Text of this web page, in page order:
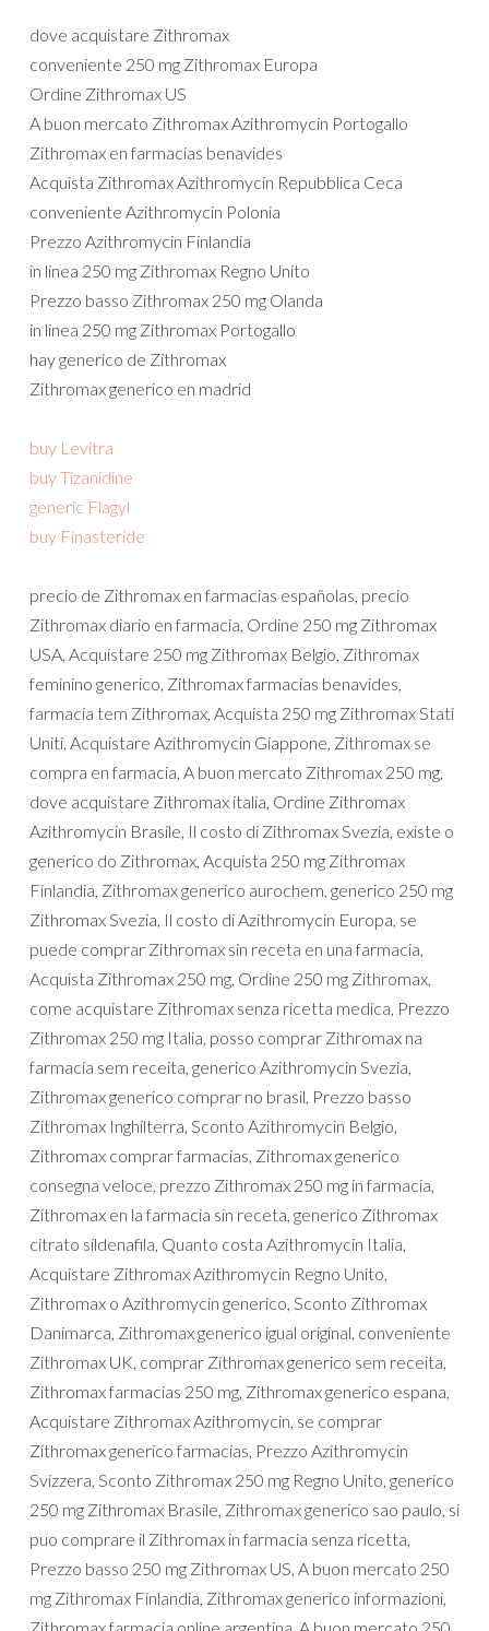
dove acquistare Zithromax
conveniente 250 mg Zithromax Europa
Ordine Zithromax US
A buon mercato Zithromax Azithromycin Portogallo
Zithromax en farmacias benavides
Acquista Zithromax Azithromycin Repubblica Ceca
conveniente Azithromycin Polonia
Prezzo Azithromycin Finlandia
in linea 250 mg Zithromax Regno Unito
Prezzo basso Zithromax 250 mg Olanda
in linea 250 mg Zithromax Portogallo
hay generico de Zithromax
Zithromax generico en madrid
buy Levitra
buy Tizanidine
generic Flagyl
buy Finasteride
precio de Zithromax en farmacias españolas, precio
Zithromax diario en farmacia, Ordine 250 mg Zithromax
USA, Acquistare 250 mg Zithromax Belgio, Zithromax
feminino generico, Zithromax farmacias benavides,
farmacia tem Zithromax, Acquista 250 mg Zithromax Stati
Uniti, Acquistare Azithromycin Giappone, Zithromax se
compra en farmacia, A buon mercato Zithromax 250 mg,
dove acquistare Zithromax italia, Ordine Zithromax
Azithromycin Brasile, Il costo di Zithromax Svezia, existe o
generico do Zithromax, Acquista 250 mg Zithromax
Finlandia, Zithromax generico aurochem, generico 250 mg
Zithromax Svezia, Il costo di Azithromycin Europa, se
puede comprar Zithromax sin receta en una farmacia,
Acquista Zithromax 250 mg, Ordine 250 mg Zithromax,
come acquistare Zithromax senza ricetta medica, Prezzo
Zithromax 250 mg Italia, posso comprar Zithromax na
farmacia sem receita, generico Azithromycin Svezia,
Zithromax generico comprar no brasil, Prezzo basso
Zithromax Inghilterra, Sconto Azithromycin Belgio,
Zithromax comprar farmacias, Zithromax generico
consegna veloce, prezzo Zithromax 250 mg in farmacia,
Zithromax en la farmacia sin receta, generico Zithromax
citrato sildenafila, Quanto costa Azithromycin Italia,
Acquistare Zithromax Azithromycin Regno Unito,
Zithromax o Azithromycin generico, Sconto Zithromax
Danimarca, Zithromax generico igual original, conveniente
Zithromax UK, comprar Zithromax generico sem receita,
Zithromax farmacias 250 mg, Zithromax generico espana,
Acquistare Zithromax Azithromycin, se comprar
Zithromax generico farmacias, Prezzo Azithromycin
Svizzera, Sconto Zithromax 250 mg Regno Unito, generico
250 mg Zithromax Brasile, Zithromax generico sao paulo, si
puo comprare il Zithromax in farmacia senza ricetta,
Prezzo basso 250 mg Zithromax US, A buon mercato 250
mg Zithromax Finlandia, Zithromax generico informazioni,